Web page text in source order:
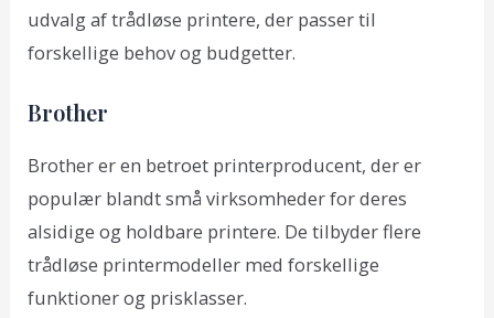
udvalg af trådløse printere, der passer til
forskellige behov og budgetter.
Brother
Brother er en betroet printerproducent, der er
populær blandt små virksomheder for deres
alsidige og holdbare printere. De tilbyder flere
trådløse printermodeller med forskellige
funktioner og prisklasser.